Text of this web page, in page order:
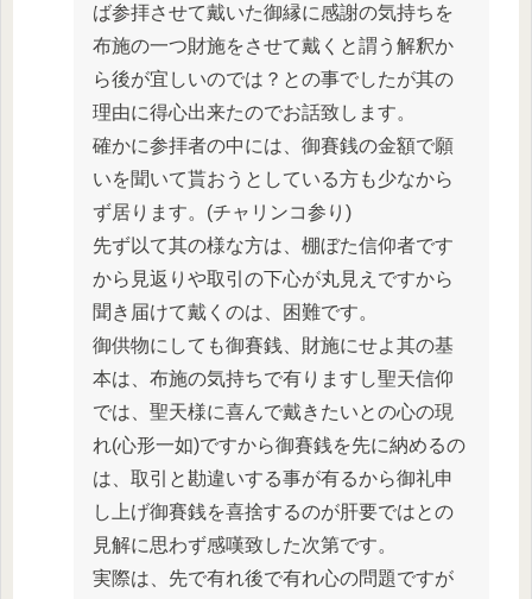
ば参拝させて戴いた御縁に感謝の気持ちを
布施の一つ財施をさせて戴くと謂う解釈か
ら後が宜しいのでは？との事でしたが其の
理由に得心出来たのでお話致します。
確かに参拝者の中には、御賽銭の金額で願
いを聞いて貰おうとしている方も少なから
ず居ります。(チャリンコ参り)
先ず以て其の様な方は、棚ぼた信仰者です
から見返りや取引の下心が丸見えですから
聞き届けて戴くのは、困難です。
御供物にしても御賽銭、財施にせよ其の基
本は、布施の気持ちで有りますし聖天信仰
では、聖天様に喜んで戴きたいとの心の現
れ(心形一如)ですから御賽銭を先に納めるの
は、取引と勘違いする事が有るから御礼申
し上げ御賽銭を喜捨するのが肝要ではとの
見解に思わず感嘆致した次第です。
実際は、先で有れ後で有れ心の問題ですが